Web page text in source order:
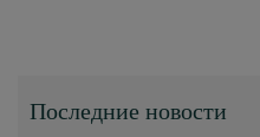
Последние новости